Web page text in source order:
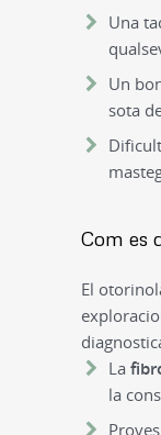
Una
Un
sota
Com es
El
La
la